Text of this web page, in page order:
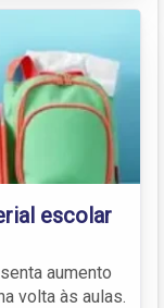
escolar
aumento
volta às aulas.